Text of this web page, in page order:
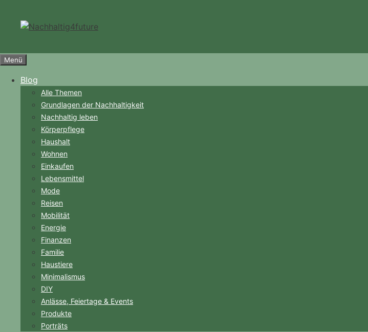
springen
Menü
Blog
Alle Themen
Grundlagen der Nachhaltigkeit
Nachhaltig leben
Körperpflege
Haushalt
Wohnen
Einkaufen
Lebensmittel
Mode
Reisen
Mobilität
Energie
Finanzen
Familie
Haustiere
Minimalismus
DIY
Anlässe, Feiertage & Events
Produkte
Porträts